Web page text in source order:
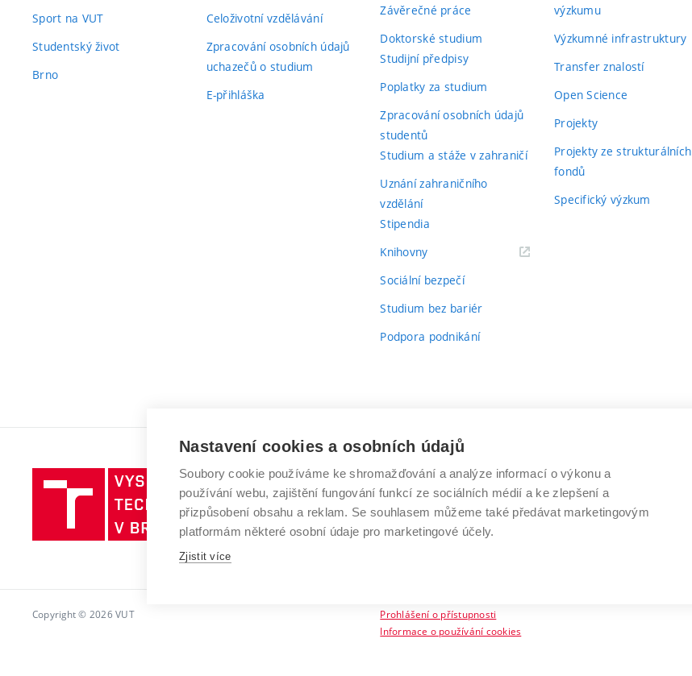
Sport na VUT
Studentský život
Brno
Celoživotní vzdělávání
Zpracování osobních údajů
uchazečů o studium
E-přihláška
Závěrečné práce
Doktorské studium
Studijní předpisy
Poplatky za studium
Zpracování osobních údajů
studentů
Studium a stáže v zahraničí
Uznání zahraničního
vzdělání
Stipendia
Knihovny(externí
Sociální bezpečí
Studium bez bariér
Podpora podnikání
výzkumu
Výzkumné infrastruktury
Transfer znalostí
Open Science
Projekty
Projekty ze strukturálních
fondů
Specifický výzkum
Vysoké
učení
technické
v
VYSOKÉ UČENÍ TECHNICKÉ V BRNĚ
Antonínská 548/1
602 00 Brno
www.vut.cz
Copyright © 2026 VUT
Prohlášení o přístupnosti
Informace o používání cookies
Nastavení cookies a osobních údajů
Soubory cookie používáme ke shromažďování a analýze informací o výkonu a
používání webu, zajištění fungování funkcí ze sociálních médií a ke zlepšení a
přizpůsobení obsahu a reklam. Se souhlasem můžeme také předávat marketingovým
platformám některé osobní údaje pro marketingové účely.
Zjistit více